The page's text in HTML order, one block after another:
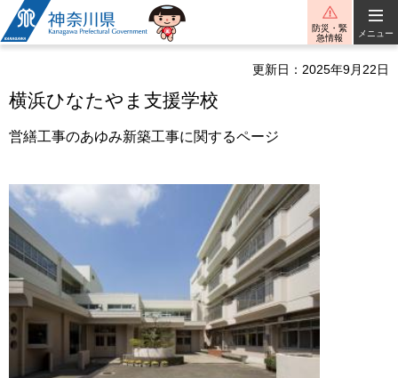
神奈川県
防災・緊
急情報
メニュー
更新日：2025年9月22日
横浜ひなたやま支援学校
営繕工事のあゆみ新築工事に関するページ